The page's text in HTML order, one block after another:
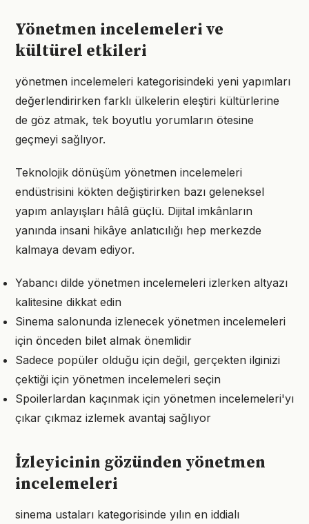
Yönetmen incelemeleri ve
kültürel etkileri
yönetmen incelemeleri kategorisindeki yeni yapımları
değerlendirirken farklı ülkelerin eleştiri kültürlerine
de göz atmak, tek boyutlu yorumların ötesine
geçmeyi sağlıyor.
Teknolojik dönüşüm yönetmen incelemeleri
endüstrisini kökten değiştirirken bazı geleneksel
yapım anlayışları hâlâ güçlü. Dijital imkânların
yanında insani hikâye anlatıcılığı hep merkezde
kalmaya devam ediyor.
Yabancı dilde yönetmen incelemeleri izlerken altyazı
kalitesine dikkat edin
Sinema salonunda izlenecek yönetmen incelemeleri
için önceden bilet almak önemlidir
Sadece popüler olduğu için değil, gerçekten ilginizi
çektiği için yönetmen incelemeleri seçin
Spoilerlardan kaçınmak için yönetmen incelemeleri'yı
çıkar çıkmaz izlemek avantaj sağlıyor
İzleyicinin gözünden yönetmen
incelemeleri
sinema ustaları kategorisinde yılın en iddialı